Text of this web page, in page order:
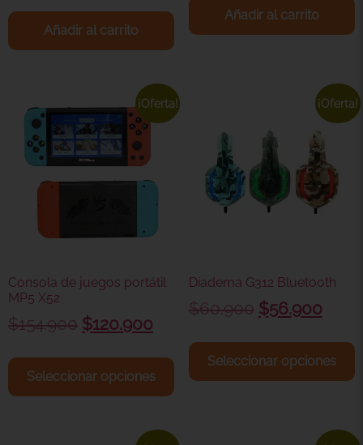
Añadir al carrito
Añadir al carrito
¡Oferta!
Consola de juegos portátil
MP5 X52
$154.900 $120.900
Seleccionar opciones
¡Oferta!
Diadema G312 Bluetooth
$60.900 $56.900
Seleccionar opciones